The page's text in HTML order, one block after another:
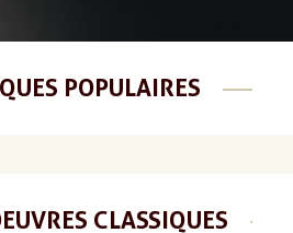
POPULAIRES
CLASSIQUES